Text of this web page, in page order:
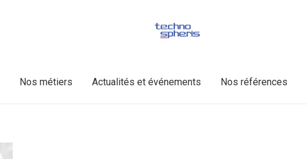
Nos métiers Actualités et événements Nos références